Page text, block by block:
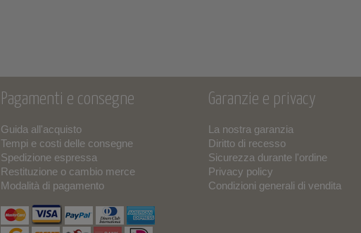
Pagamenti e consegne
Guida all'acquisto
Tempi e costi delle consegne
Spedizione espressa
Restituzione o cambio merce
Modalità di pagamento
Garanzie e privacy
La nostra garanzia
Diritto di recesso
Sicurezza durante l'ordine
Privacy policy
Condizioni generali di vendita